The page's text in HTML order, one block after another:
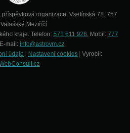
organizace, Vsetínská 78, 757
Meziříčí
kraje. Telefon: 571 611 928, Mobil: 777
mail: info@astrovm.cz
údaje
Nastavení cookies | Vyrobil: